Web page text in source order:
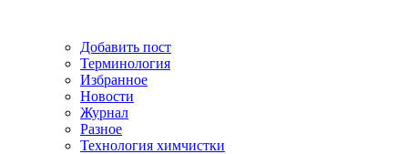
Добавить пост
Терминология
Избранное
Новости
Журнал
Разное
Технология химчистки